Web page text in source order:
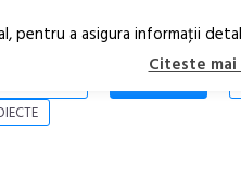
STIRI
pentru a asigura informaţii
Citeste